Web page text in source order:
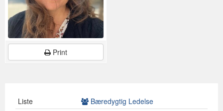
Print
Liste
Bæredygtig Ledelse